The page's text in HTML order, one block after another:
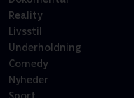
Reality
Livsstil
Underholdning
Comedy
Nyheder